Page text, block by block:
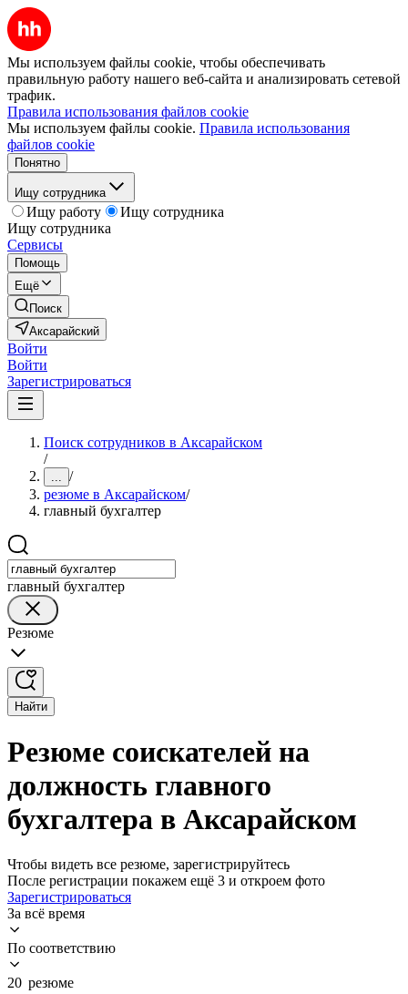
Мы используем файлы cookie, чтобы обеспечивать
правильную работу нашего веб-сайта и анализировать сетевой
трафик.
Правила использования файлов cookie
Мы используем файлы cookie. Правила использования
файлов cookie
Понятно
Ищу сотрудника
Ищу работу
Ищу сотрудника
Ищу сотрудника
Сервисы
Помощь
Ещё
Поиск
Аксарайский
Войти
Войти
Зарегистрироваться
Поиск сотрудников в Аксарайском
/
... /
резюме в Аксарайском/
главный бухгалтер
главный бухгалтер
Резюме
Найти
Резюме соискателей на
должность главного
бухгалтера в Аксарайском
Чтобы видеть все резюме, зарегистрируйтесь
После регистрации покажем ещё 3 и откроем фото
Зарегистрироваться
За всё время
По соответствию
20 резюме